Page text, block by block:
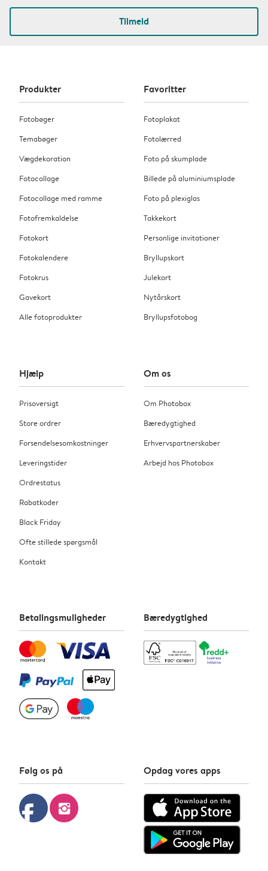
Tilmeld
Produkter
Fotobøger
Temabøger
Vægdekoration
Fotocollage
Fotocollage med ramme
Fotofremkaldelse
Fotokort
Fotokalendere
Fotokrus
Gavekort
Alle fotoprodukter
Favoritter
Fotoplakat
Fotolærred
Foto på skumplade
Billede på aluminiumsplade
Foto på plexiglas
Takkekort
Personlige invitationer
Bryllupskort
Julekort
Nytårskort
Bryllupsfotobog
Hjælp
Prisoversigt
Store ordrer
Forsendelsesomkostninger
Leveringstider
Ordrestatus
Rabatkoder
Black Friday
Ofte stillede spørgsmål
Kontakt
Om os
Om Photobox
Bæredygtighed
Erhvervspartnerskaber
Arbejd hos Photobox
Betalingsmuligheder Bæredygtighed
Følg os på
facebook instagram
Opdag vores apps